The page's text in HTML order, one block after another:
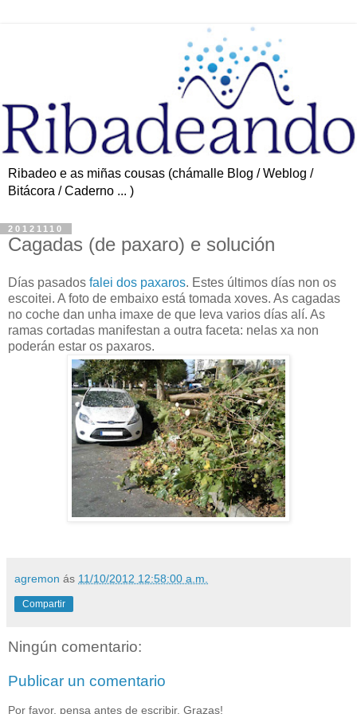
Ribadeo e as miñas cousas (chámalle Blog / Weblog /
Bitácora / Caderno ... )
20121110
Cagadas (de paxaro) e solución
Días pasados falei dos paxaros. Estes últimos días non os
escoitei. A foto de embaixo está tomada xoves. As cagadas
no coche dan unha imaxe de que leva varios días alí. As
ramas cortadas manifestan a outra faceta: nelas xa non
poderán estar os paxaros.
agremon ás 11/10/2012 12:58:00 a.m.
Compartir
Ningún comentario:
Publicar un comentario
Por favor, pensa antes de escribir. Grazas!